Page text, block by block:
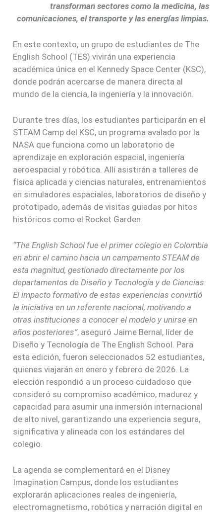
transforman sectores como la medicina, las
comunicaciones, el transporte y las energías limpias.
En este contexto, un grupo de estudiantes de The
English School (TES) vivirán una experiencia
académica única en el Kennedy Space Center (KSC),
donde podrán acercarse de manera directa al
mundo de la ciencia, la ingeniería y la innovación.
Durante tres días, los estudiantes participarán en el
STEAM Camp del KSC, un programa avalado por la
NASA que funciona como un laboratorio de
aprendizaje en exploración espacial, ingeniería
aeroespacial y robótica. Allí asistirán a talleres de
física aplicada y ciencias naturales, entrenamientos
en simuladores espaciales, laboratorios de diseño y
prototipado, además de visitas guiadas por hitos
históricos como el Rocket Garden.
“The English School fue el primer colegio en Colombia
en abrir el camino hacia un campamento STEAM de
esta magnitud, gestionado directamente por los
departamentos de Diseño y Tecnología y de Ciencias.
El impacto formativo de estas experiencias convirtió
la iniciativa en un referente nacional, motivando a
otras instituciones a conocer el modelo y unirse en
años posteriores”, aseguró Jaime Bernal, líder de
Diseño y Tecnología de The English School. Para
esta edición, fueron seleccionados 52 estudiantes,
quienes viajarán en enero y febrero de 2026. La
elección respondió a un proceso cuidadoso que
consideró su compromiso académico, madurez y
capacidad para asumir una inmersión internacional
de alto nivel, garantizando una experiencia segura,
significativa y alineada con los estándares del
colegio.
La agenda se complementará en el Disney
Imagination Campus, donde los estudiantes
explorarán aplicaciones reales de ingeniería,
electromagnetismo, robótica y narración digital en